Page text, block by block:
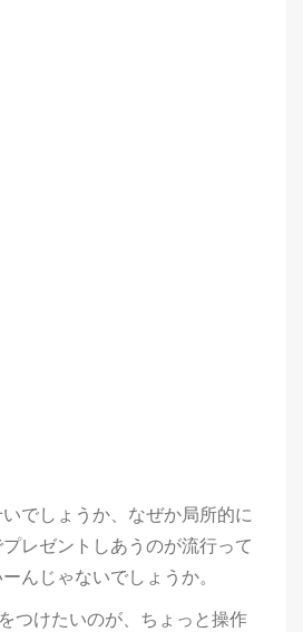
でしょうか、なぜか局所的に
レゼントしあうのが流行って
んじゃないでしょうか。
つけたいのが、ちょっと操作